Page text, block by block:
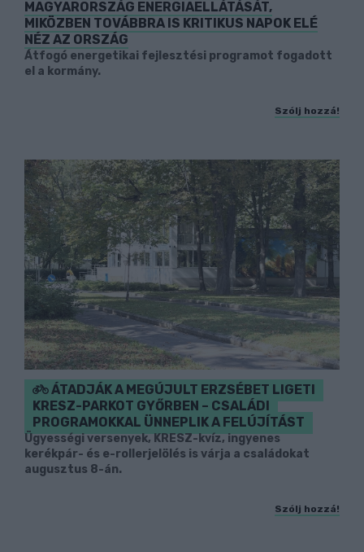
MAGYARORSZÁG ENERGIAELLÁTÁSÁT,
MIKÖZBEN TOVÁBBRA IS KRITIKUS NAPOK ELÉ
NÉZ AZ ORSZÁG
Átfogó energetikai fejlesztési programot fogadott
el a kormány.
Szólj hozzá!
ÁTADJÁK A MEGÚJULT ERZSÉBET LIGETI
KRESZ-PARKOT GYŐRBEN – CSALÁDI
PROGRAMOKKAL ÜNNEPLIK A FELÚJÍTÁST
Ügyességi versenyek, KRESZ-kvíz, ingyenes
kerékpár- és e-rollerjelölés is várja a családokat
augusztus 8-án.
Szólj hozzá!